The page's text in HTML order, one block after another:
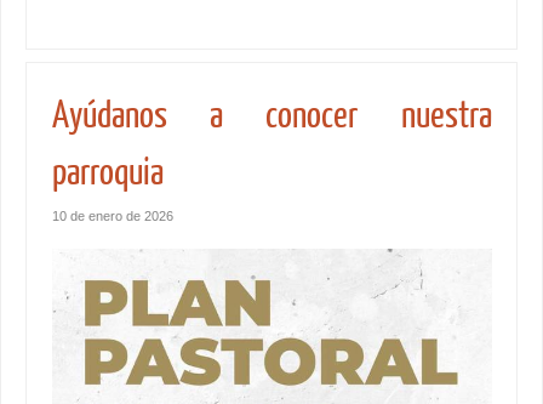
Ayúdanos a conocer nuestra
parroquia
10 de enero de 2026